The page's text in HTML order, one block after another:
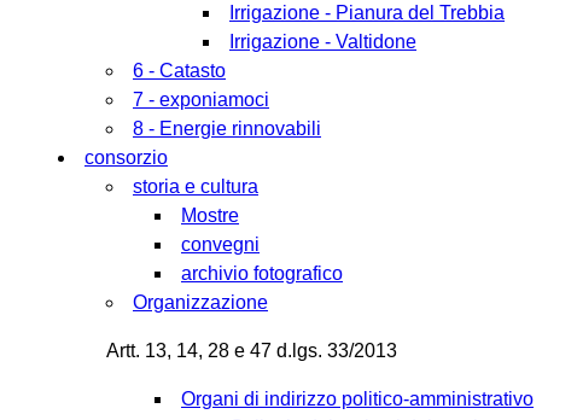
Irrigazione - Pianura del Trebbia
Irrigazione - Valtidone
6 - Catasto
7 - exponiamoci
8 - Energie rinnovabili
consorzio
storia e cultura
Mostre
convegni
archivio fotografico
Organizzazione
Artt. 13, 14, 28 e 47 d.lgs. 33/2013
Organi di indirizzo politico-amministrativo